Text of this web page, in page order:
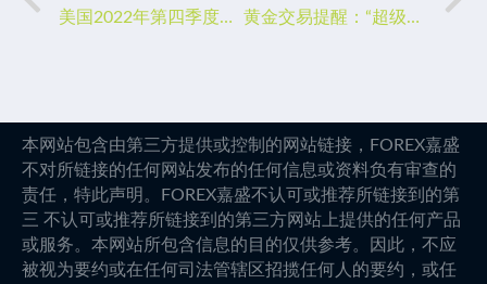
美国2022年第四季度GDP即将出炉！或显示经济增长放缓，预示衰退来临 黄金交易提醒：“超级数据日”来袭，金价剑指1960？
本网站包含由第三方提供或控制的网站链接，FOREX嘉盛
不对所链接的任何网站发布的任何信息或资料负有审查的
责任，特此声明。FOREX嘉盛不认可或推荐所链接到的第
三 不认可或推荐所链接到的第三方网站上提供的任何产品
或服务。本网站所包含信息的目的仅供参考。因此，不应
被视为要约或在任何司法管辖区招揽任何人的要约，或任